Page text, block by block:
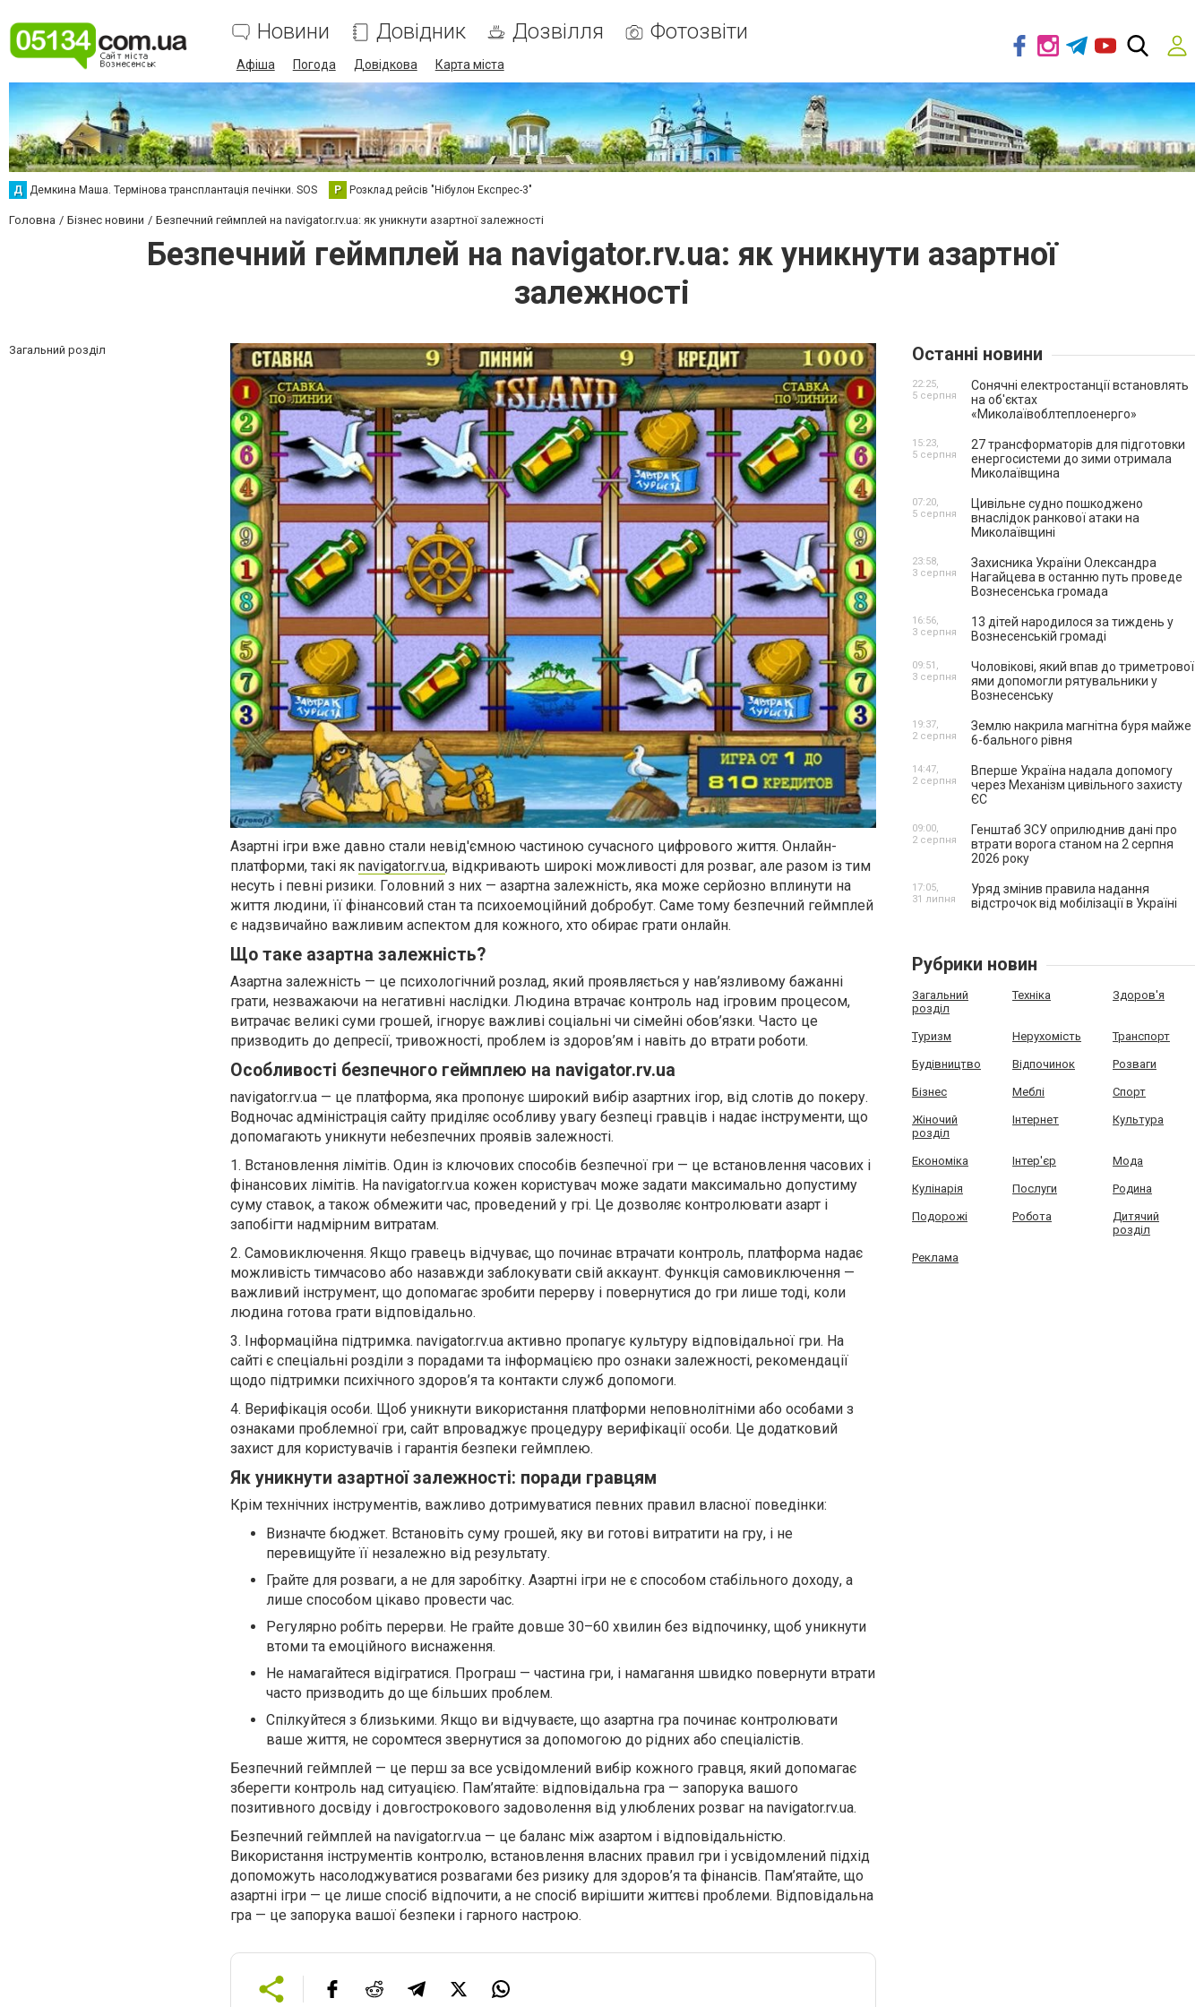
Новини Довідник Дозвілля Фотозвіти
Афіша Погода Довідкова Карта міста
Д Демкина Маша. Термінова трансплантація печінки. SOS Р Розклад рейсів "Нібулон Експрес-3"
Головна Бізнес новини Безпечний геймплей на navigator.rv.ua: як уникнути азартної залежності
Безпечний геймплей на navigator.rv.ua: як уникнути азартної
залежності
Загальний розділ
Азартні ігри вже давно стали невід'ємною частиною сучасного цифрового життя. Онлайн-
платформи, такі як navigator.rv.ua, відкривають широкі можливості для розваг, але разом із тим
несуть і певні ризики. Головний з них — азартна залежність, яка може серйозно вплинути на
життя людини, її фінансовий стан та психоемоційний добробут. Саме тому безпечний геймплей
є надзвичайно важливим аспектом для кожного, хто обирає грати онлайн.
Що таке азартна залежність?
Азартна залежність — це психологічний розлад, який проявляється у нав’язливому бажанні
грати, незважаючи на негативні наслідки. Людина втрачає контроль над ігровим процесом,
витрачає великі суми грошей, ігнорує важливі соціальні чи сімейні обов’язки. Часто це
призводить до депресії, тривожності, проблем із здоров’ям і навіть до втрати роботи.
Особливості безпечного геймплею на navigator.rv.ua
navigator.rv.ua — це платформа, яка пропонує широкий вибір азартних ігор, від слотів до покеру.
Водночас адміністрація сайту приділяє особливу увагу безпеці гравців і надає інструменти, що
допомагають уникнути небезпечних проявів залежності.
1. Встановлення лімітів. Один із ключових способів безпечної гри — це встановлення часових і
фінансових лімітів. На navigator.rv.ua кожен користувач може задати максимально допустиму
суму ставок, а також обмежити час, проведений у грі. Це дозволяє контролювати азарт і
запобігти надмірним витратам.
2. Самовиключення. Якщо гравець відчуває, що починає втрачати контроль, платформа надає
можливість тимчасово або назавжди заблокувати свій аккаунт. Функція самовиключення —
важливий інструмент, що допомагає зробити перерву і повернутися до гри лише тоді, коли
людина готова грати відповідально.
3. Інформаційна підтримка. navigator.rv.ua активно пропагує культуру відповідальної гри. На
сайті є спеціальні розділи з порадами та інформацією про ознаки залежності, рекомендації
щодо підтримки психічного здоров’я та контакти служб допомоги.
4. Верифікація особи. Щоб уникнути використання платформи неповнолітніми або особами з
ознаками проблемної гри, сайт впроваджує процедуру верифікації особи. Це додатковий
захист для користувачів і гарантія безпеки геймплею.
Як уникнути азартної залежності: поради гравцям
Крім технічних інструментів, важливо дотримуватися певних правил власної поведінки:
Визначте бюджет. Встановіть суму грошей, яку ви готові витратити на гру, і не
перевищуйте її незалежно від результату.
Грайте для розваги, а не для заробітку. Азартні ігри не є способом стабільного доходу, а
лише способом цікаво провести час.
Регулярно робіть перерви. Не грайте довше 30–60 хвилин без відпочинку, щоб уникнути
втоми та емоційного виснаження.
Не намагайтеся відігратися. Програш — частина гри, і намагання швидко повернути втрати
часто призводить до ще більших проблем.
Спілкуйтеся з близькими. Якщо ви відчуваєте, що азартна гра починає контролювати
ваше життя, не соромтеся звернутися за допомогою до рідних або спеціалістів.
Безпечний геймплей — це перш за все усвідомлений вибір кожного гравця, який допомагає
зберегти контроль над ситуацією. Пам’ятайте: відповідальна гра — запорука вашого
позитивного досвіду і довгострокового задоволення від улюблених розваг на navigator.rv.ua.
Безпечний геймплей на navigator.rv.ua — це баланс між азартом і відповідальністю.
Використання інструментів контролю, встановлення власних правил гри і усвідомлений підхід
допоможуть насолоджуватися розвагами без ризику для здоров’я та фінансів. Пам’ятайте, що
азартні ігри — це лише спосіб відпочити, а не спосіб вирішити життєві проблеми. Відповідальна
гра — це запорука вашої безпеки і гарного настрою.
Останні новини
Сонячні електростанції встановлять
на об'єктах
«Миколаївоблтеплоенерго»
22:25,
5 серпня
27 трансформаторів для підготовки
енергосистеми до зими отримала
Миколаївщина
15:23,
5 серпня
Цивільне судно пошкоджено
внаслідок ранкової атаки на
Миколаївщині
07:20,
5 серпня
Захисника України Олександра
Нагайцева в останню путь проведе
Вознесенська громада
23:58,
3 серпня
13 дітей народилося за тиждень у
Вознесенській громаді
16:56,
3 серпня
Чоловікові, який впав до триметрової
ями допомогли рятувальники у
Вознесенську
09:51,
3 серпня
Землю накрила магнітна буря майже
6-бального рівня
19:37,
2 серпня
Вперше Україна надала допомогу
через Механізм цивільного захисту
ЄС
14:47,
2 серпня
Генштаб ЗСУ оприлюднив дані про
втрати ворога станом на 2 серпня
2026 року
09:00,
2 серпня
Уряд змінив правила надання
відстрочок від мобілізації в Україні
17:05,
31 липня
Рубрики новин
Загальний
розділ
Техніка Здоров'я
Туризм Нерухомість Транспорт
Будівництво Відпочинок Розваги
Бізнес Меблі Спорт
Жіночий
розділ
Інтернет Культура
Економіка Інтер'єр Мода
Кулінарія Послуги Родина
Подорожі Робота
Дитячий
розділ
Реклама